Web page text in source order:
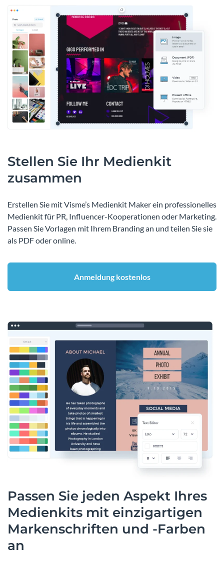
Stellen Sie Ihr Medienkit
zusammen
Erstellen Sie mit Visme’s Medienkit Maker ein professionelles
Medienkit für PR, Influencer-Kooperationen oder Marketing.
Passen Sie Vorlagen mit Ihrem Branding an und teilen Sie sie
als PDF oder online.
Anmeldung kostenlos
Passen Sie jeden Aspekt Ihres
Medienkits mit einzigartigen
Markenschriften und -Farben
an